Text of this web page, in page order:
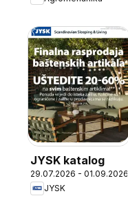
JYSK katalog
29.07.2026 - 01.09.2026
JYSK